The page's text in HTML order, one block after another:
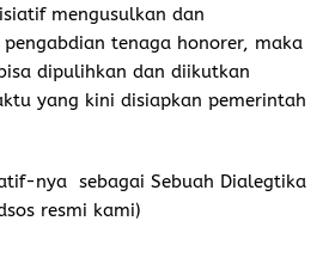
mengusulkan dan
tenaga honorer, maka
dipulihkan dan diikutkan
yang kini disiapkan pemerintah
nya sebagai Sebuah Dialegtika
resmi kami)